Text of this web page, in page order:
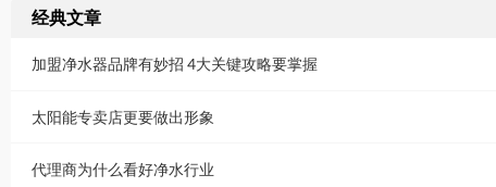
经典文章
加盟净水器品牌有妙招 4大关键攻略要掌握
太阳能专卖店更要做出形象
代理商为什么看好净水行业